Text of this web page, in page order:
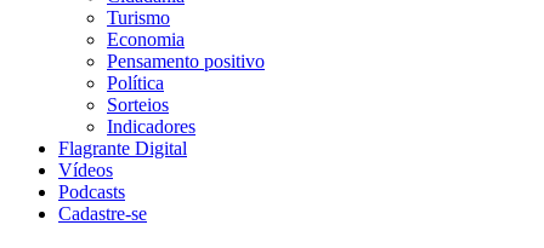
Turismo
Economia
Pensamento positivo
Política
Sorteios
Indicadores
Flagrante Digital
Vídeos
Podcasts
Cadastre-se